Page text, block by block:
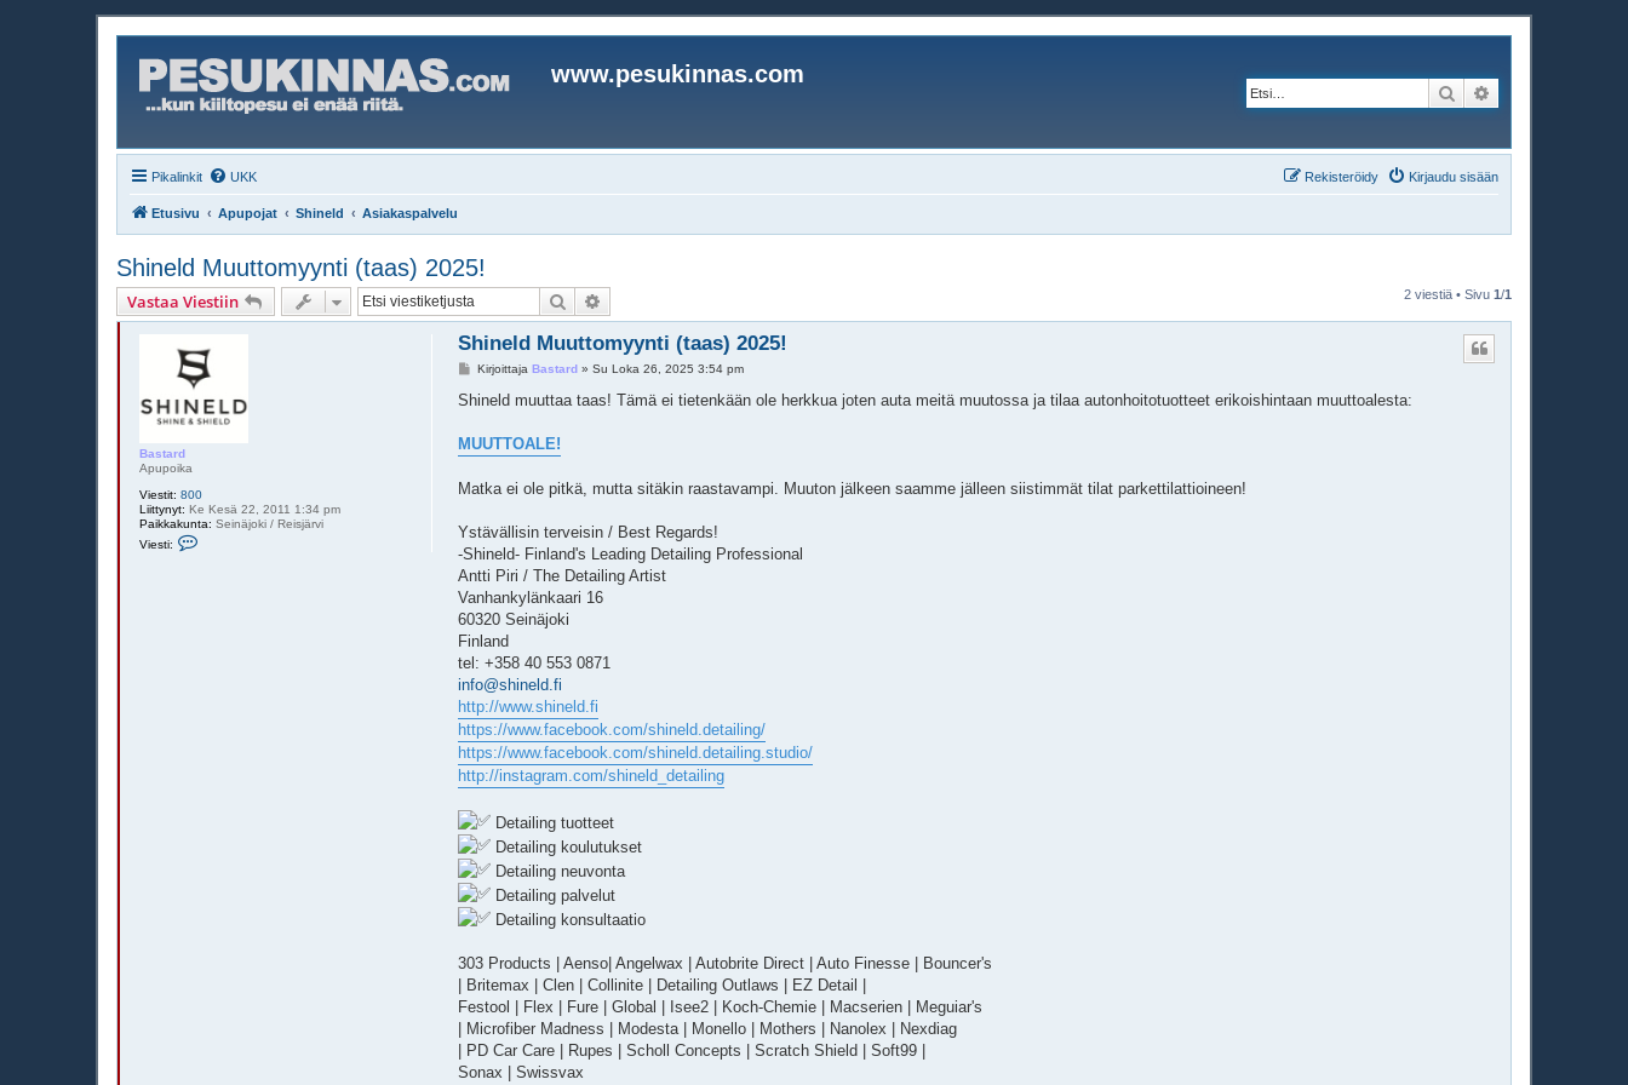
www.pesukinnas.com
Etsi
Pikalinkit UKK Kirjaudu sisään
Rekisteröidy
Etusivu Apupojat Shineld Asiakaspalvelu
Shineld Muuttomyynti (taas) 2025!
Vastaa Viestiin Etsi 2 viestiä • Sivu 1/1
Bastard
Apupoika
Viestit: 800
Liittynyt: Ke Kesä 22, 2011 1:34 pm
Paikkakunta: Seinäjoki / Reisjärvi
Viesti:
Shineld Muuttomyynti (taas) 2025!
V
e
i
KirjoittajaBastard »Su Loka 26, 2025 3:54 pm
Shineld muuttaa taas! Tämä ei tietenkään ole herkkua joten auta meitä muutossa ja tilaa autonhoitotuotteet erikoishintaan muuttoalesta:
MUUTTOALE!
Matka ei ole pitkä, mutta sitäkin raastavampi. Muuton jälkeen saamme jälleen siistimmät tilat parkettilattioineen!
Ystävällisin terveisin / Best Regards!
-Shineld- Finland's Leading Detailing Professional
Antti Piri / The Detailing Artist
Vanhankylänkaari 16
60320 Seinäjoki
Finland
tel: +358 40 553 0871
info@shineld.fi
http://www.shineld.fi
https://www.facebook.com/shineld.detailing/
https://www.facebook.com/shineld.detailing.studio/
http://instagram.com/shineld_detailing
Detailing tuotteet
Detailing koulutukset
Detailing neuvonta
Detailing palvelut
Detailing konsultaatio
303 Products | Aenso| Angelwax | Autobrite Direct | Auto Finesse | Bouncer's
| Britemax | Clen | Collinite | Detailing Outlaws | EZ Detail |
Festool | Flex | Fure | Global | Isee2 | Koch-Chemie | Macserien | Meguiar's
| Microfiber Madness | Modesta | Monello | Mothers | Nanolex | Nexdiag
| PD Car Care | Rupes | Scholl Concepts | Scratch Shield | Soft99 |
Sonax | Swissvax